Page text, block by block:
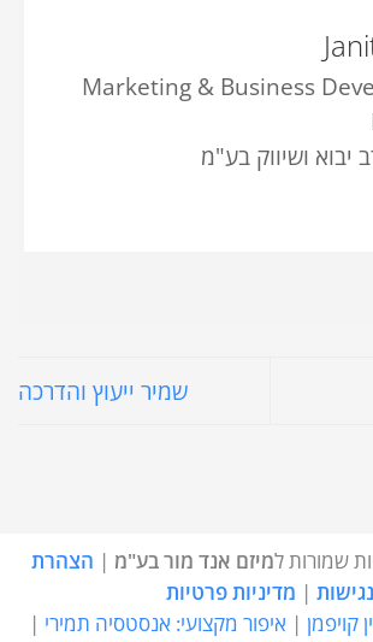
Marketing & Business
יבוא ושיווק בע"מ
שמיר ייעוץ והדרכה
מיזם אנד מור בע"מ | הצהרת
נגישות | מדיניות פרטיות
קויפמן | איפור מקצועי: אנסטסיה תמירי |